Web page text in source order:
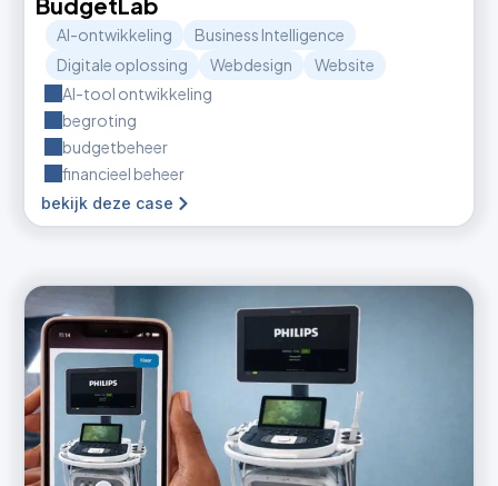
AI-ontwikkeling
Business Intelligence
Digitale oplossing
Webdesign
Website
AI-tool ontwikkeling
begroting
budgetbeheer
financieel beheer
bekijk deze case